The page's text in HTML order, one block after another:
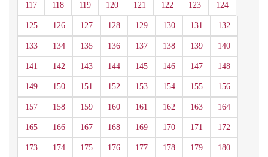
117 118 119 120 121 122 123 124
125 126 127 128 129 130 131 132
133 134 135 136 137 138 139 140
141 142 143 144 145 146 147 148
149 150 151 152 153 154 155 156
157 158 159 160 161 162 163 164
165 166 167 168 169 170 171 172
173 174 175 176 177 178 179 180